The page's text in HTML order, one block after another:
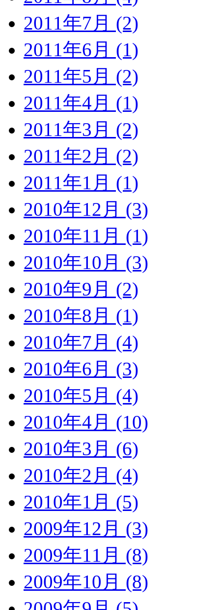
2011年7月 (2)
2011年6月 (1)
2011年5月 (2)
2011年4月 (1)
2011年3月 (2)
2011年2月 (2)
2011年1月 (1)
2010年12月 (3)
2010年11月 (1)
2010年10月 (3)
2010年9月 (2)
2010年8月 (1)
2010年7月 (4)
2010年6月 (3)
2010年5月 (4)
2010年4月 (10)
2010年3月 (6)
2010年2月 (4)
2010年1月 (5)
2009年12月 (3)
2009年11月 (8)
2009年10月 (8)